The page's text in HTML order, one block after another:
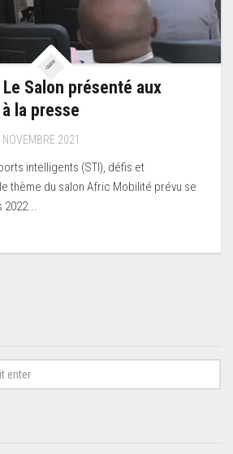
Salon présenté aux
la presse
NOVEMBRE 2021
intelligents (STI), défis et
thème du salon Afric Mobilité prévu se
2022...